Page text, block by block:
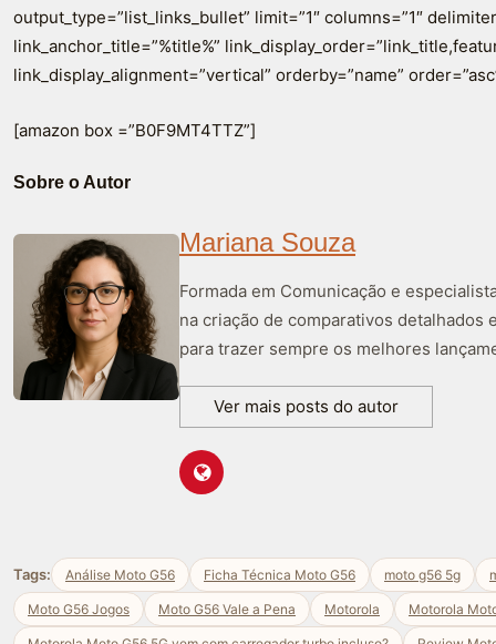
output_type=”list_links_bullet” limit=”1″ columns=”1″
link_anchor_title=”%title%”
link_display_alignment=”vertical” orderby=”name”
[amazon box =”B0F9MT4TTZ”]
Sobre o Autor
Mariana Souza
Formada em Comunicação e
na criação de comparativos detalhados
para trazer sempre os melhores
Ver mais posts do autor
Tags: Análise Moto G56 Ficha Técnica Moto G56 moto g56 5g
Moto G56 Jogos Moto G56 Vale a Pena Motorola Motorola